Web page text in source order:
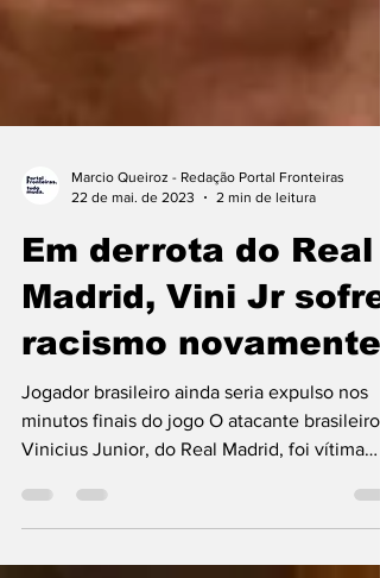
Marcio Queiroz - Redação Portal Fronteiras
22 de mai. de 2023
2 min de leitura
Em derrota do Real
Madrid, Vini Jr sofre
racismo novamente
Vinicius Junior, do Real Madrid, foi vítima